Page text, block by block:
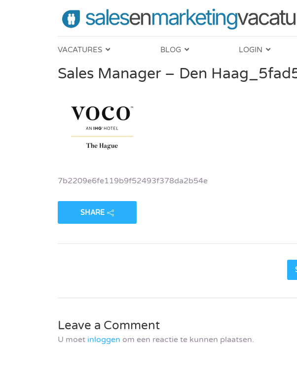
VACATURES BLOG LOGIN
Sales Manager – Den
7b2209e6fe119b9f52493f378da2b54e
SHARE
Leave a Comment
U moet inloggen om een reactie te kunnen plaatsen.